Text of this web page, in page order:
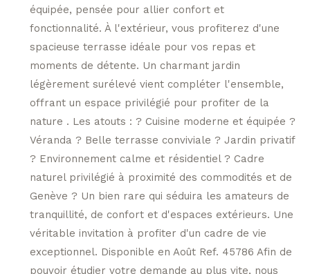
équipée, pensée pour allier confort et
fonctionnalité. À l'extérieur, vous profiterez d'une
spacieuse terrasse idéale pour vos repas et
moments de détente. Un charmant jardin
légèrement surélevé vient compléter l'ensemble,
offrant un espace privilégié pour profiter de la
nature . Les atouts : ? Cuisine moderne et équipée ?
Véranda ? Belle terrasse conviviale ? Jardin privatif
? Environnement calme et résidentiel ? Cadre
naturel privilégié à proximité des commodités et de
Genève ? Un bien rare qui séduira les amateurs de
tranquillité, de confort et d'espaces extérieurs. Une
véritable invitation à profiter d'un cadre de vie
exceptionnel. Disponible en Août Ref. 45786 Afin de
pouvoir étudier votre demande au plus vite, nous